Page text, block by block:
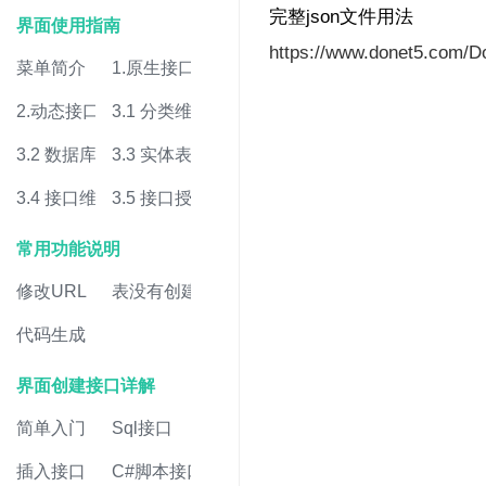
界面使用指南
菜单简介 1.原生接口
2.动态接口 3.1 分类维护
3.2 数据库维护3.3 实体表维护
3.4 接口维护3.5 接口授权
常用功能说明
修改URL 表没有创建
代码生成
界面创建接口详解
简单入门 Sql接口
插入接口 C#脚本接口
完整json文件用法
https://www.donet5.com/